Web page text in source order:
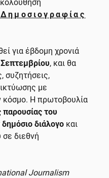
για έβδομη χρονιά
, και θα
συζητήσεις,
με
κόσμο. Η πρωτοβουλία
παρουσίας του
διάλογο και
διεθνή
Journalism